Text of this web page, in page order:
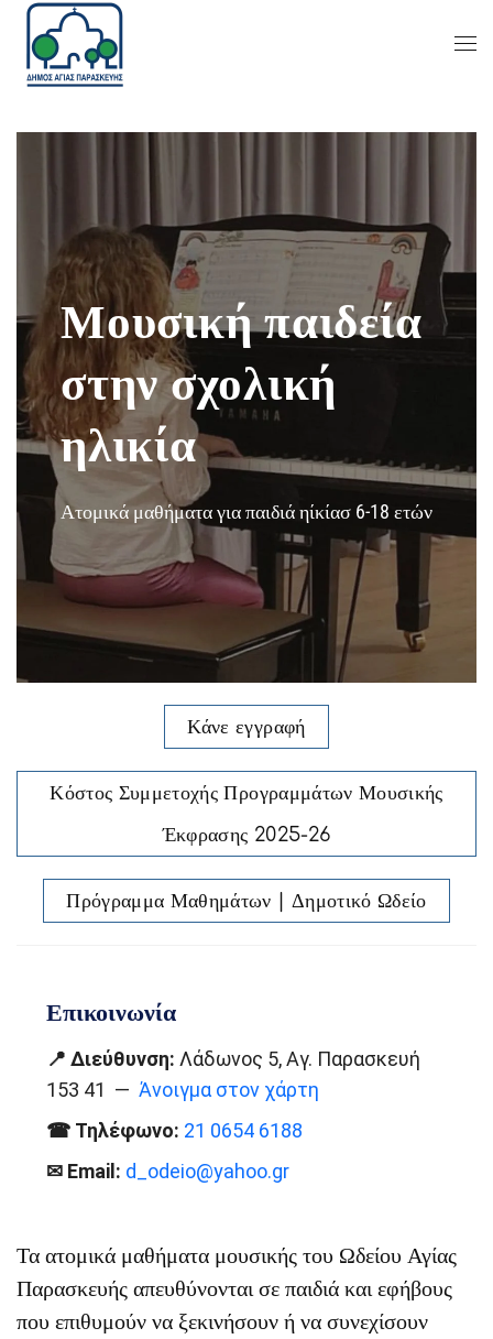
Μουσική παιδεία
στην σχολική
ηλικία
Ατομικά μαθήματα για παιδιά ηίκίασ 6-18 ετών
Κάνε εγγραφή
Κόστος Συμμετοχής Προγραμμάτων Μουσικής
Έκφρασης 2025-26
Πρόγραμμα Μαθημάτων | Δημοτικό Ωδείο
Επικοινωνία
📍 Διεύθυνση: Λάδωνος 5,Αγ. Παρασκευή
153 41 — Άνοιγμα στον χάρτη
☎ Τηλέφωνο: 21 0654 6188
✉ Email: d_odeio@yahoo.gr
Τα ατομικά μαθήματα μουσικής του Ωδείου Αγίας
Παρασκευής απευθύνονται σε παιδιά και εφήβους
που επιθυμούν να ξεκινήσουν ή να συνεχίσουν